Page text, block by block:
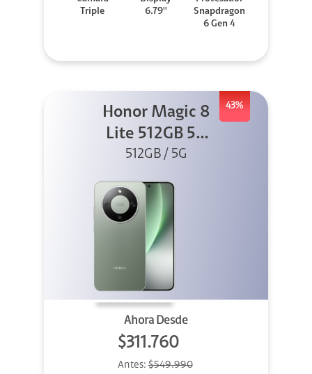
Triple
6.79''
Snapdragon
6 Gen 4
43%
Honor Magic 8
Lite 512GB 5G
Verde
512GB / 5G
Ahora Desde
$311.760
Antes:$549.990